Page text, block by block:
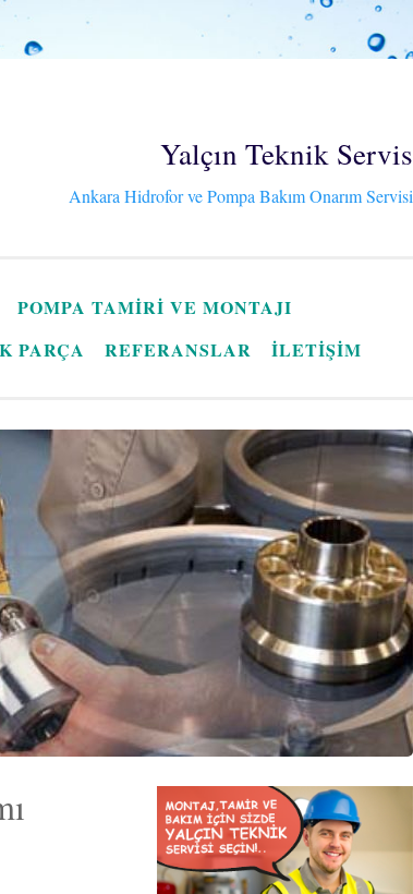
Yalçın Teknik Servis
Ankara Hidrofor ve Pompa Bakım Onarım Servisi
POMPA TAMIRI VE MONTAJI
PARÇA REFERANSLAR İLETİŞİM